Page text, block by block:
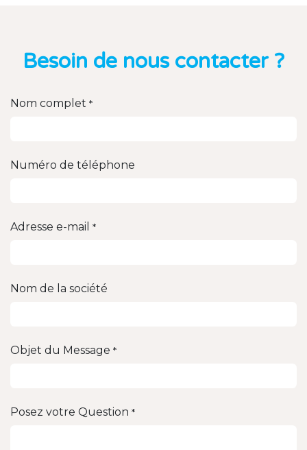
Besoin de nous contacter ?
Nom complet *
Numéro de téléphone
Adresse e-mail *
Nom de la société
Objet du Message *
Posez votre Question *